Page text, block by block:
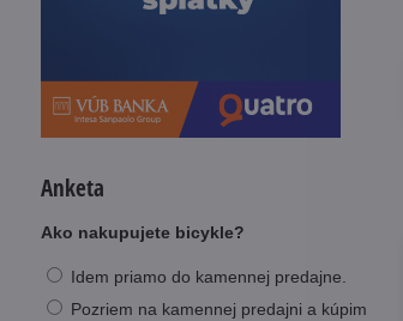
Anketa
Ako nakupujete bicykle?
Idem priamo do kamennej predajne.
Pozriem na kamennej predajni a kúpim